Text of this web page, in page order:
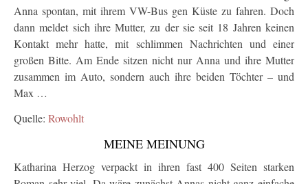
Anna spontan, mit ihrem VW-Bus gen Küste zu fahren. Doch
dann meldet sich ihre Mutter, zu der sie seit 18 Jahren keinen
Kontakt mehr hatte, mit schlimmen Nachrichten und einer
großen Bitte. Am Ende sitzen nicht nur Anna und ihre Mutter
zusammen im Auto, sondern auch ihre beiden Töchter – und
Max …
Quelle: Rowohlt
MEINE MEINUNG
Katharina Herzog verpackt in ihren fast 400 Seiten starken